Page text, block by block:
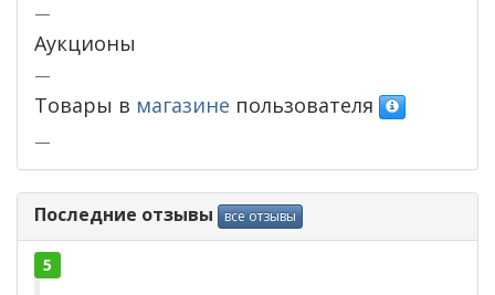
—
Аукционы
—
Товары в магазине пользователя
—
Последние отзывы все отзывы
5